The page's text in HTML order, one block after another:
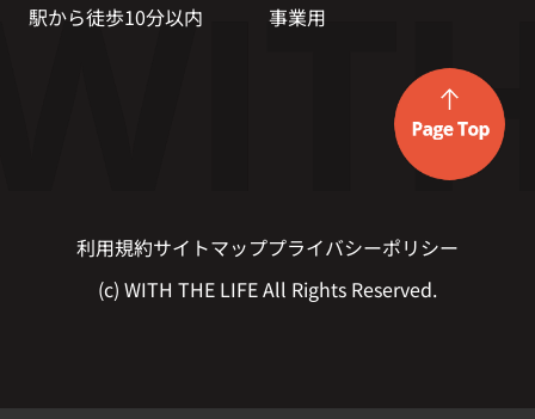
駅から徒歩10分以内
事業用
利用規約サイトマッププライバシーポリシー
(c) WITH THE LIFE All Rights Reserved.